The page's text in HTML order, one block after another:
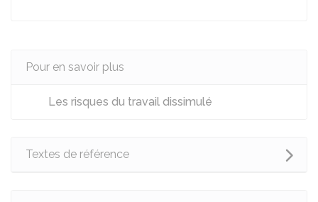
Pour en savoir plus
Les risques du travail dissimulé
Textes de référence